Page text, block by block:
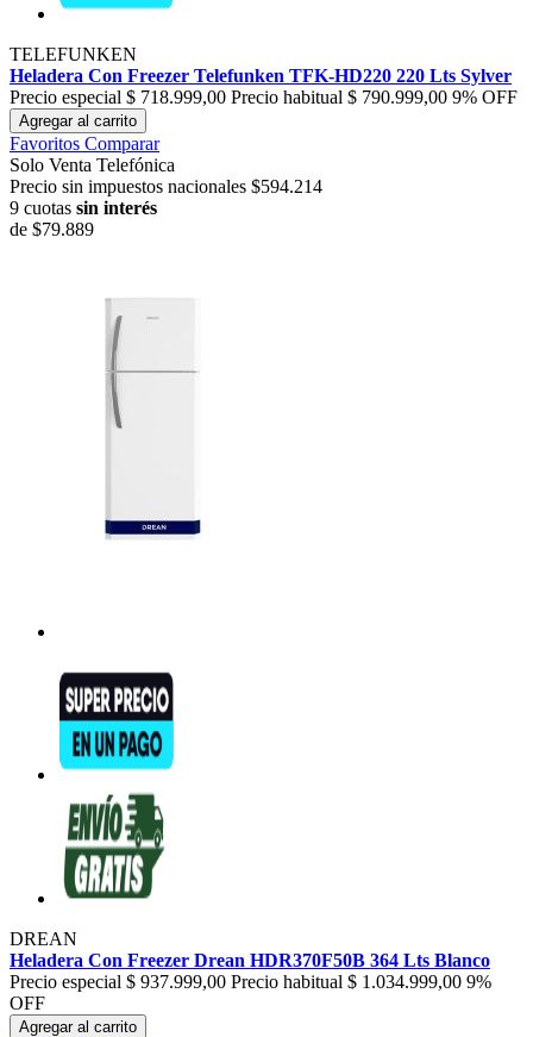
TELEFUNKEN
Heladera Con Freezer Telefunken TFK-HD220 220 Lts Sylver
Precio especial $ 718.999,00 Precio habitual $ 790.999,00 9% OFF
Agregar al carrito
Favoritos Comparar
Solo Venta Telefónica
Precio sin impuestos nacionales $594.214
9 cuotas sin interés
de $79.889
DREAN
Heladera Con Freezer Drean HDR370F50B 364 Lts Blanco
Precio especial $ 937.999,00 Precio habitual $ 1.034.999,00 9%
OFF
Agregar al carrito